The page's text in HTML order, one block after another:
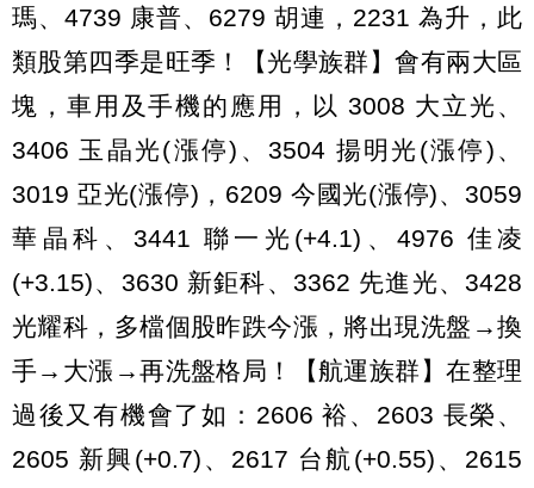
瑪、4739 康普、6279 胡連，2231 為升，此
類股第四季是旺季！【光學族群】會有兩大區
塊，車用及手機的應用，以 3008 大立光、
3406 玉晶光(漲停)、3504 揚明光(漲停)、
3019 亞光(漲停)，6209 今國光(漲停)、3059
華晶科、3441 聯一光(+4.1)、4976 佳凌
(+3.15)、3630 新鉅科、3362 先進光、3428
光耀科，多檔個股昨跌今漲，將出現洗盤→換
手→大漲→再洗盤格局！【航運族群】在整理
過後又有機會了如：2606 裕、2603 長榮、
2605 新興(+0.7)、2617 台航(+0.55)、2615